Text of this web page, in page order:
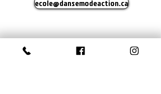
ecole@dansemodeaction.ca
AUTRES